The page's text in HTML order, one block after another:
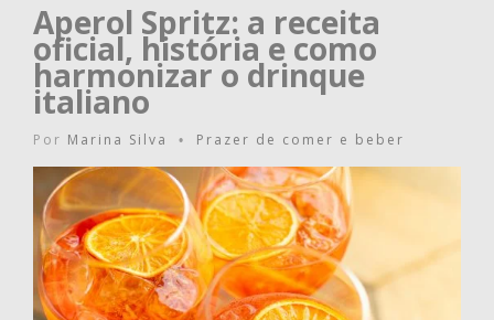
Aperol Spritz: a receita
oficial, história e como
harmonizar o drinque
italiano
Por Marina Silva • Prazer de comer e beber